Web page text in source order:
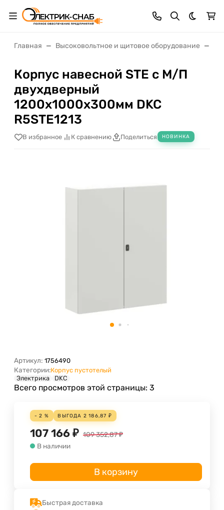
Темная
Главная Высоковольтное и щитовое оборудование
Корпус навесной STE с М/П
двухдверный
1200х1000х300мм DKC
R5STE1213
В избранное К сравнению Поделиться НОВИНКА
Артикул: 1756490
Категории:Корпус пустотелый
Электрика
DKC
Всего просмотров этой страницы: 3
- 2 % ВЫГОДА 2 186,87 ₽
107 166 ₽ 109 352,87₽
В наличии
В корзину
Быстрая доставка